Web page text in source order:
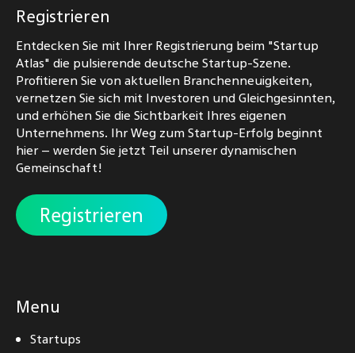
Registrieren
Entdecken Sie mit Ihrer Registrierung beim "Startup
Atlas" die pulsierende deutsche Startup-Szene.
Profitieren Sie von aktuellen Branchenneuigkeiten,
vernetzen Sie sich mit Investoren und Gleichgesinnten,
und erhöhen Sie die Sichtbarkeit Ihres eigenen
Unternehmens. Ihr Weg zum Startup-Erfolg beginnt
hier – werden Sie jetzt Teil unserer dynamischen
Gemeinschaft!
Registrieren
Menu
Startups